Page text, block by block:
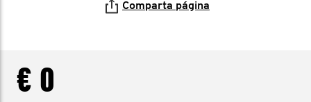
Comparta página
€ 0